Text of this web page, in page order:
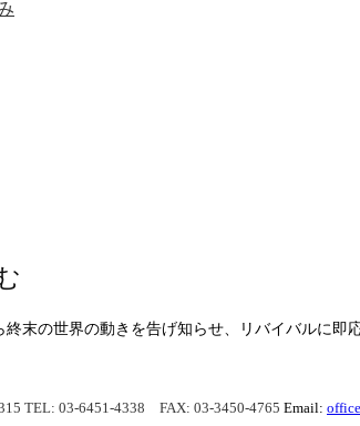
終末の世界の動きを告げ知らせ、リバイバルに即
TEL: 03-6451-4338 FAX: 03-3450-4765 Email: